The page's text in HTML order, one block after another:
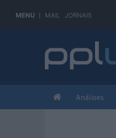
MENU MAIL JORNAIS
Análises